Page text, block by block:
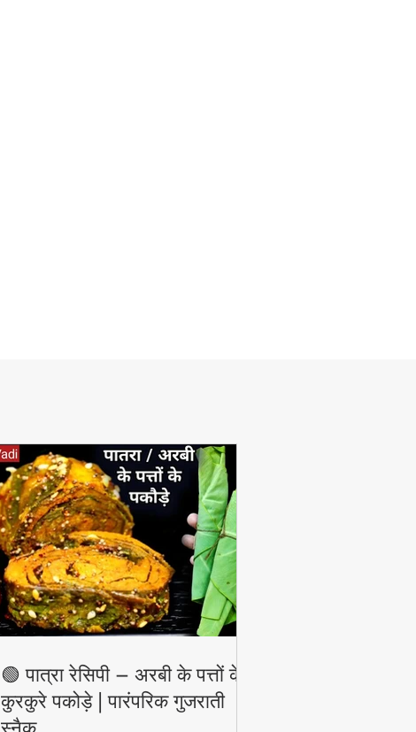
View More
🟢 पात्रा रेसिपी – अरबी के पत्तों के
कुरकुरे पकोड़े | पारंपरिक गुजराती